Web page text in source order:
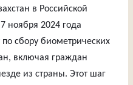
в Российской
ноября 2024 года
по сбору биометрических
включая граждан
из страны. Этот шаг